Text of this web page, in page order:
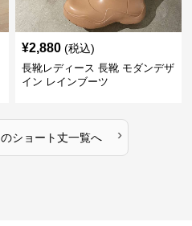
¥2,880 (税込)
長靴レディース 長靴 モダンデザ
イン レインブーツ
のショート丈一覧へ ›